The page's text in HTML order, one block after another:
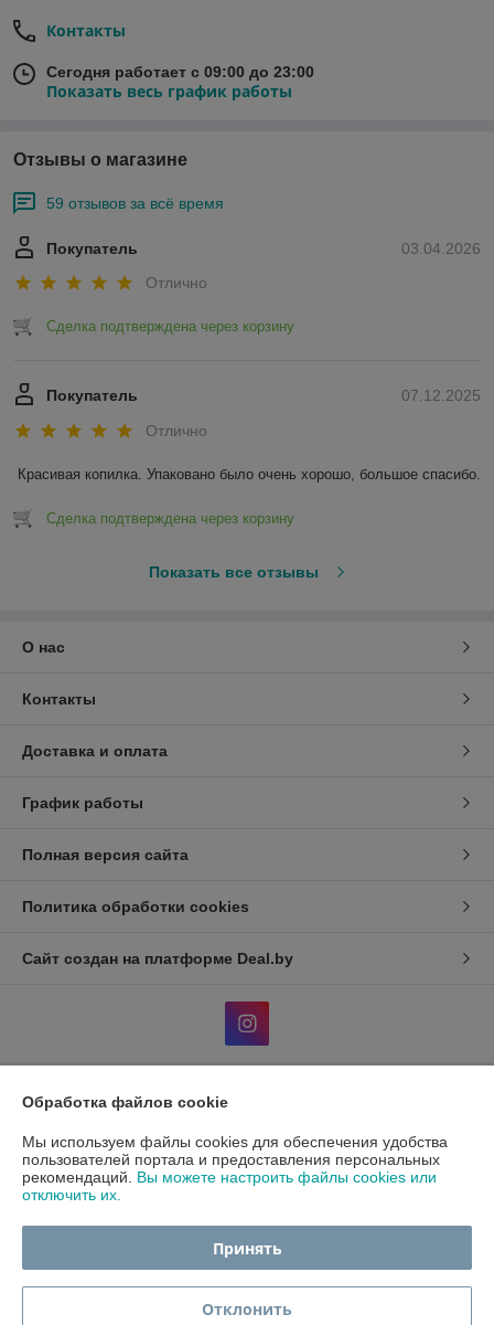
Контакты
Сегодня работает с 09:00 до 23:00
Показать весь график работы
Отзывы о магазине
59 отзывов за всё время
03.04.2026
Покупатель
Отлично
Сделка подтверждена через корзину
07.12.2025
Покупатель
Отлично
Красивая копилка. Упаковано было очень хорошо, большое спасибо.
Сделка подтверждена через корзину
Показать все отзывы
О нас
Контакты
Доставка и оплата
График работы
Полная версия сайта
Политика обработки cookies
Сайт создан на платформе Deal.by
Информация для покупателя
Индивидуальный предприниматель:ИП Гавриленко Светлана
Михайловна
г.Гомеля
Обработка файлов cookie
Мы используем файлы cookies для обеспечения удобства
пользователей портала и предоставления персональных
рекомендаций. Вы можете настроить файлы cookies или
отключить их.
Принять
Отклонить